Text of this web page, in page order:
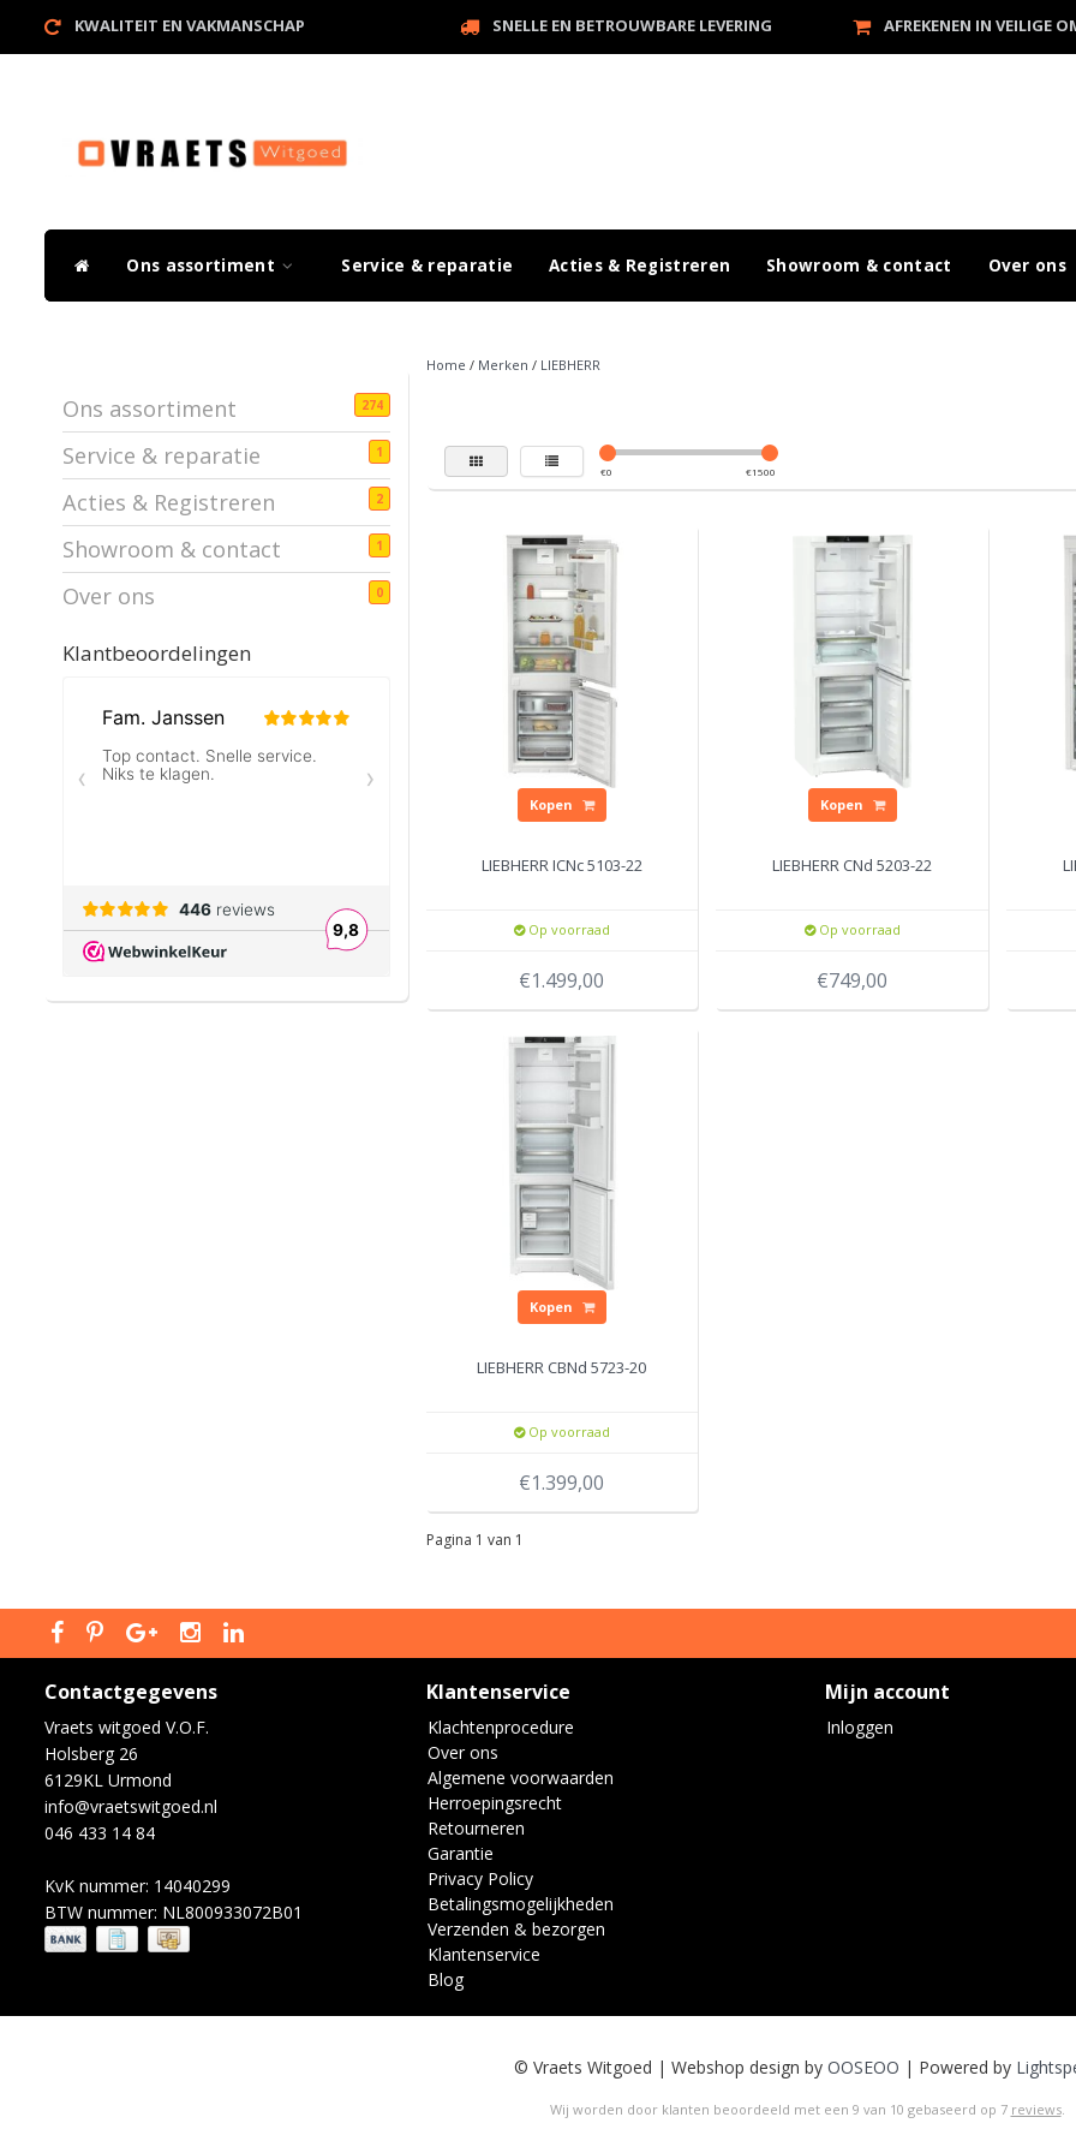
KWALITEIT EN VAKMANSCHAP SNELLE EN BETROUWBARE LEVERING AFREKENEN IN VEILIGE
Ons assortiment Service & reparatie Acties & Registreren Showroom & contact Over ons
Ons assortiment 274
Service & reparatie 1
Acties & Registreren 2
Showroom & contact 1
Over ons 0
Klantbeoordelingen
Home / Merken / LIEBHERR
€0 €1500
Kopen
LIEBHERR ICNc 5103-22
Op voorraad
€1.499,00
Kopen
LIEBHERR CNd 5203-22
Op voorraad
€749,00
Kopen
LIEBHERR CBNd 5723-20
Op voorraad
€1.399,00
Pagina 1 van 1
Contactgegevens
Vraets witgoed V.O.F.
Holsberg 26
6129KL Urmond
info@vraetswitgoed.nl
046 433 14 84
KvK nummer: 14040299
BTW nummer: NL800933072B01
Klantenservice
Klachtenprocedure
Over ons
Algemene voorwaarden
Herroepingsrecht
Retourneren
Garantie
Privacy Policy
Betalingsmogelijkheden
Verzenden & bezorgen
Klantenservice
Blog
Mijn account
Inloggen
© Vraets Witgoed | Webshop design by OOSEOO | Powered by
Wij worden door klanten beoordeeld met een 9 van 10 gebaseerd op 7 reviews.